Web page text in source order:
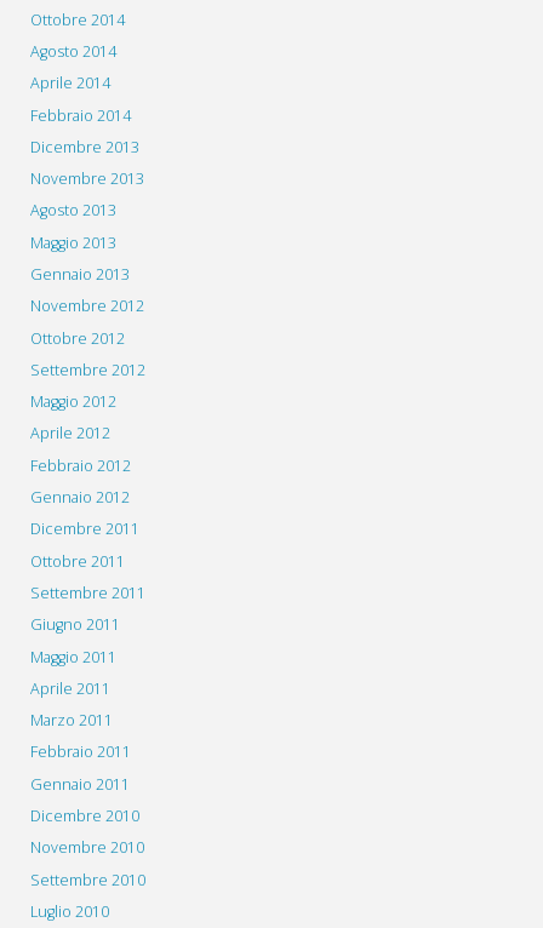
Ottobre 2014
Agosto 2014
Aprile 2014
Febbraio 2014
Dicembre 2013
Novembre 2013
Agosto 2013
Maggio 2013
Gennaio 2013
Novembre 2012
Ottobre 2012
Settembre 2012
Maggio 2012
Aprile 2012
Febbraio 2012
Gennaio 2012
Dicembre 2011
Ottobre 2011
Settembre 2011
Giugno 2011
Maggio 2011
Aprile 2011
Marzo 2011
Febbraio 2011
Gennaio 2011
Dicembre 2010
Novembre 2010
Settembre 2010
Luglio 2010